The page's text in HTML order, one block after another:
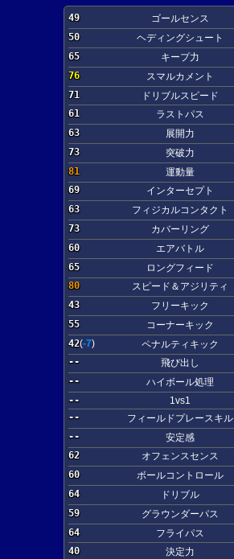
49
ゴールセンス
50
ヘディングシュート
65
キープ力
76
スマルカメント
71
ドリブルスピード
61
ラストパス
63
展開力
73
突破力
81
運動量
69
インターセプト
63
フィジカルコンタクト
73
カバーリング
60
エアバトル
65
ロングフィード
80
スピード＆アジリティ
43
フリーキック
55
コーナーキック
42(-7)
ペナルティキック
--
飛び出し
--
ハイボール処理
--
1vs1
--
フィールドプレースキル
--
安定感
62
オフェンスセンス
60
ボールコントロール
64
ドリブル
59
グラウンダーパス
64
フライパス
40
決定力